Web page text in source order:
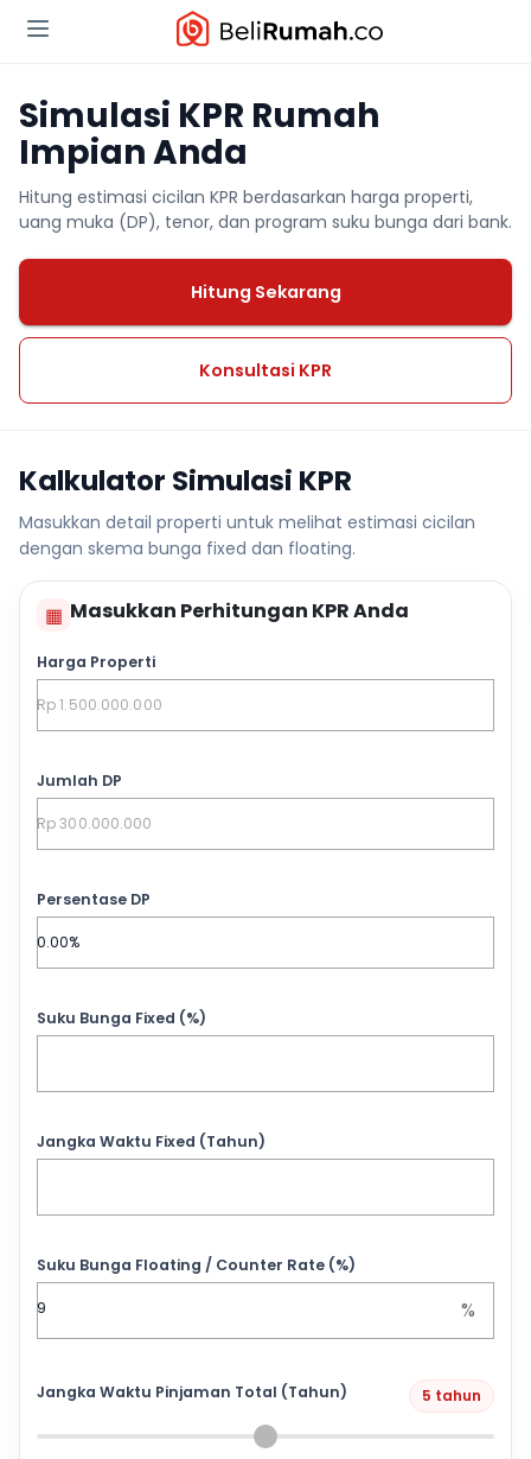
Simulasi KPR Rumah
Impian Anda
Hitung estimasi cicilan KPR berdasarkan harga properti,
uang muka (DP), tenor, dan program suku bunga dari bank.
Hitung Sekarang
Konsultasi KPR
Kalkulator Simulasi KPR
Masukkan detail properti untuk melihat estimasi cicilan
dengan skema bunga fixed dan floating.
▦ Masukkan Perhitungan KPR Anda
Harga Properti
Jumlah DP
Persentase DP
Suku Bunga Fixed (%)
Jangka Waktu Fixed (Tahun)
Suku Bunga Floating / Counter Rate (%)
%
Jangka Waktu Pinjaman Total (Tahun) 5 tahun